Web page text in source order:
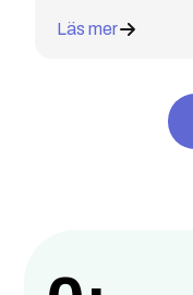
Läs mer